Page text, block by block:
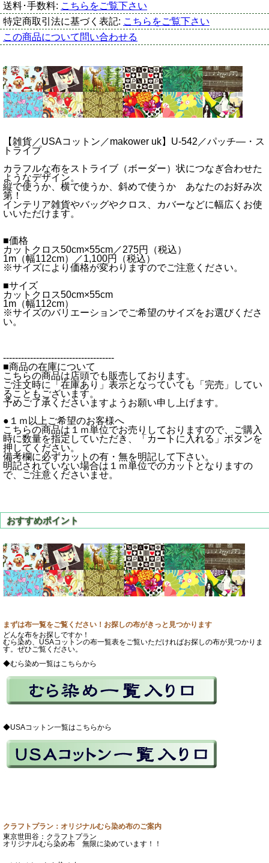
送料･手数料: こちらをご覧下さい
特定商取引法に基づく表記: こちらをご覧下さい
この商品について問い合わせる
【雑貨／USAコットン／makower uk】U-542／パッチ―・ス
トライプ
カラフルな布をストライブ（ボーダー）状につなぎ合わせた
ようなデザイン。
縦で使うか、横で使うか、斜めで使うか あなたのお好み次
第！
インテリア雑貨やバッグやクロス、カバーなどに幅広くお使
いいただけます。
■価格
カットクロス50cm×55cm／275円（税込）
1m（幅112cm）／1,100円（税込）
※サイズにより価格が変わりますのでご注意ください。
■サイズ
カットクロス50cm×55cm
1m（幅112cm）
※サイズのバリエーションでご希望のサイズをお選びくださ
い。
-------------------------------------
■商品の在庫について
こちらの商品は店頭でも販売しております。
ご注文時に「在庫あり」表示となっていても「完売」してい
ることもございます。
予めご了承くださいますようお願い申し上げます。
●１ｍ以上ご希望のお客様へ
こちらの商品は１ｍ単位でお売りしておりますので、ご購入
時に数量を指定していただき、「カートに入れる」ボタンを
押してください。
備考欄に必ずカットの有・無を明記して下さい。
明記されていない場合は１ｍ単位でのカットとなりますの
で、ご注意くださいませ。
まずは布一覧をご覧ください！お探しの布がきっと見つかります
どんな布をお探しですか！
むら染め、USAコットンの布一覧表をご覧いただければお探しの布が見つかりま
す。ぜひご覧ください。
◆むら染め一覧はこちらから
◆USAコットン一覧はこちらから
クラフトプラン：オリジナルむら染め布のご案内
東京世田谷：クラフトプラン
オリジナルむら染め布 無限に染めています！！